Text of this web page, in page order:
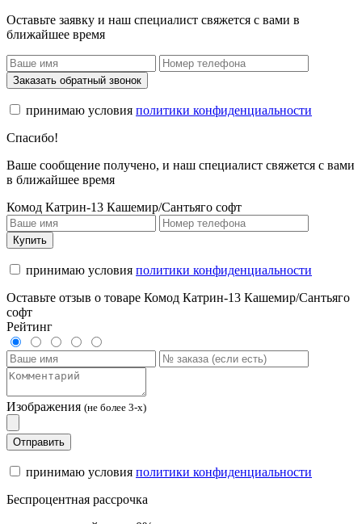
Оставьте заявку и наш специалист свяжется с вами в
ближайшее время
Заказать обратный звонок
принимаю условия политики конфиденциальности
Спасибо!
Ваше сообщение получено, и наш специалист свяжется с вами
в ближайшее время
Комод Катрин-13 Кашемир/Сантьяго софт
Купить
принимаю условия политики конфиденциальности
Оставьте отзыв о товаре Комод Катрин-13 Кашемир/Сантьяго
софт
Рейтинг
Изображения (не более 3-х)
Отправить
принимаю условия политики конфиденциальности
Беспроцентная рассрочка